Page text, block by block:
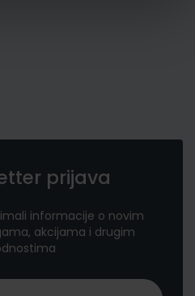
prijava
informacije o novim
akcijama i drugim